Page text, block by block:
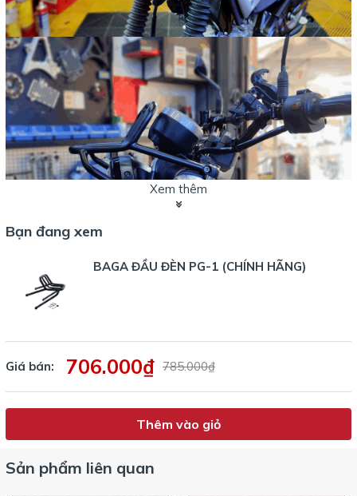
Xem thêm
Bạn đang xem
BAGA ĐẦU ĐÈN PG-1 (CHÍNH HÃNG)
Giá bán: 706.000₫ 785.000₫
Thêm vào giỏ
Sản phẩm liên quan